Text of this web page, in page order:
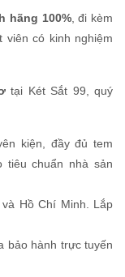
hãng 100%, đi kèm
có kinh nghiệm
tại Két Sắt 99, quý
kiện, đầy đủ tem
tiêu chuẩn nhà sản
Hồ Chí Minh. Lắp
bảo hành trực tuyến